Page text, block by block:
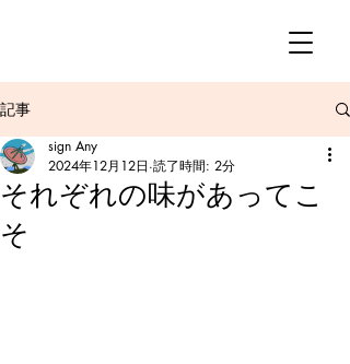
記事
それぞれの味があってこ
そ
sign Any
2024年12月12日 読了時間: 2分